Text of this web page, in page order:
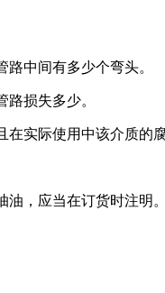
中间有多少个弯头。
损失多少。
实际使用中该介质的
，应当在订货时注